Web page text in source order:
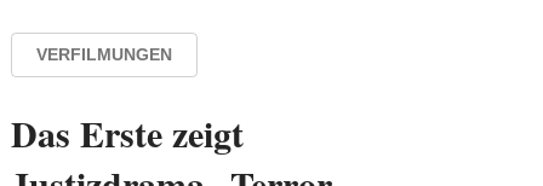
VERFILMUNGEN
Das Erste zeigt